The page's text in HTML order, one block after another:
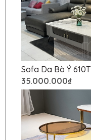
Sofa Da Bò Ý 610T
35.000.000₫